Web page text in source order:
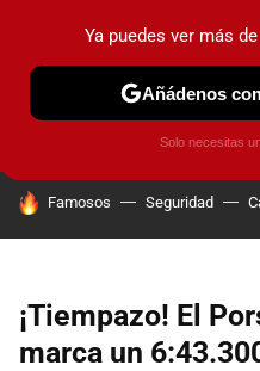
PRUEBAS COCHES
HOY SE HABLA DE
Famosos Seguridad
¡Tiempazo! El
marca un
Ya puedes ver más
Añádenos
Solo necesitas